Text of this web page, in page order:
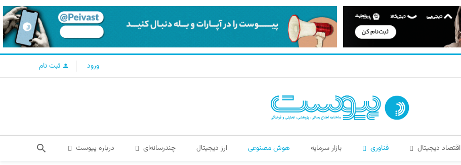
ورود ثبت نام
اقتصاد دیجیتال فناوری بازار سرمایه هوش مصنوعی ارز دیجیتال چندرسانه‌ای درباره پیوست